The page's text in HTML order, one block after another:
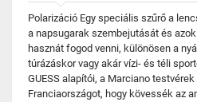
Polarizáció Egy speciális szűrő a
a napsugarak szembejutását és
hasznát fogod venni, különösen a
túrázáskor vagy akár vízi- és téli
GUESS alapítói, a Marciano
Franciaországot, hogy kövessék az